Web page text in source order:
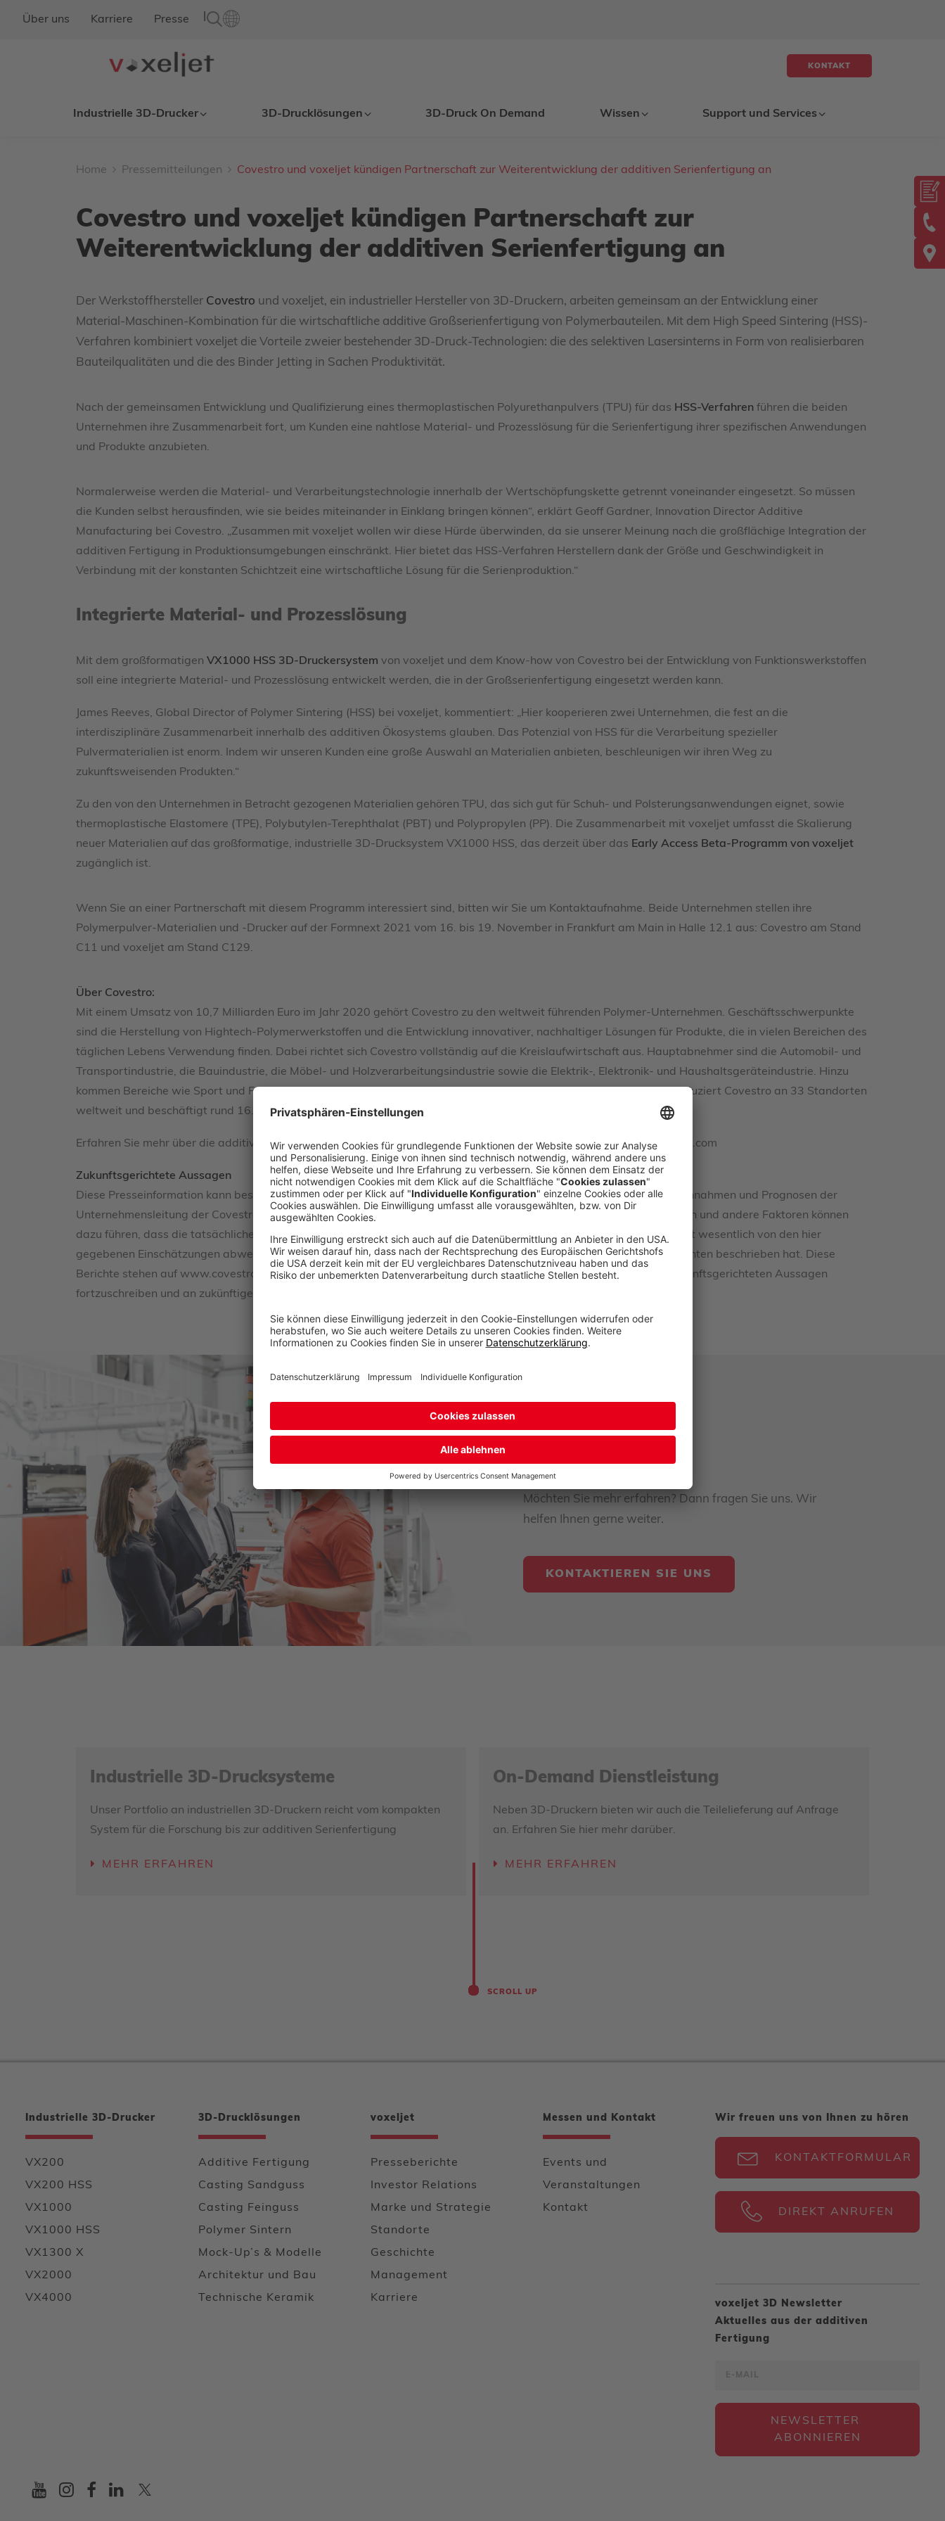
Über uns Karriere Presse
Industrielle 3D-Drucker 3D-Drucklösungen 3D-Druck On Demand Wissen Support und Services
KONTAKT
Home Pressemitteilungen Covestro und voxeljet kündigen Partnerschaft zur Weiterentwicklung der additiven Serienfertigung an
Covestro und voxeljet kündigen Partnerschaft zur
Weiterentwicklung der additiven Serienfertigung an
Der Werkstoffhersteller Covestro und voxeljet, ein industrieller Hersteller von 3D-Druckern, arbeiten gemeinsam an der Entwicklung einer
Material-Maschinen-Kombination für die wirtschaftliche additive Großserienfertigung von Polymerbauteilen. Mit dem High Speed Sintering (HSS)-
Verfahren kombiniert voxeljet die Vorteile zweier bestehender 3D-Druck-Technologien: die des selektiven Lasersinterns in Form von realisierbaren
Bauteilqualitäten und die des Binder Jetting in Sachen Produktivität.
Nach der gemeinsamen Entwicklung und Qualifizierung eines thermoplastischen Polyurethanpulvers (TPU) für das HSS-Verfahren führen die beiden
Unternehmen ihre Zusammenarbeit fort, um Kunden eine nahtlose Material- und Prozesslösung für die Serienfertigung ihrer spezifischen Anwendungen
und Produkte anzubieten.
Normalerweise werden die Material- und Verarbeitungstechnologie innerhalb der Wertschöpfungskette getrennt voneinander eingesetzt. So müssen
die Kunden selbst herausfinden, wie sie beides miteinander in Einklang bringen können“, erklärt Geoff Gardner, Innovation Director Additive
Manufacturing bei Covestro. „Zusammen mit voxeljet wollen wir diese Hürde überwinden, da sie unserer Meinung nach die großflächige Integration der
additiven Fertigung in Produktionsumgebungen einschränkt. Hier bietet das HSS-Verfahren Herstellern dank der Größe und Geschwindigkeit in
Verbindung mit der konstanten Schichtzeit eine wirtschaftliche Lösung für die Serienproduktion.“
Integrierte Material- und Prozesslösung
Mit dem großformatigen VX1000 HSS 3D-Druckersystem von voxeljet und dem Know-how von Covestro bei der Entwicklung von Funktionswerkstoffen
soll eine integrierte Material- und Prozesslösung entwickelt werden, die in der Großserienfertigung eingesetzt werden kann.
James Reeves, Global Director of Polymer Sintering (HSS) bei voxeljet, kommentiert: „Hier kooperieren zwei Unternehmen, die fest an die
interdisziplinäre Zusammenarbeit innerhalb des additiven Ökosystems glauben. Das Potenzial von HSS für die Verarbeitung spezieller
Pulvermaterialien ist enorm. Indem wir unseren Kunden eine große Auswahl an Materialien anbieten, beschleunigen wir ihren Weg zu
zukunftsweisenden Produkten.“
Zu den von den Unternehmen in Betracht gezogenen Materialien gehören TPU, das sich gut für Schuh- und Polsterungsanwendungen eignet, sowie
thermoplastische Elastomere (TPE), Polybutylen-Terephthalat (PBT) und Polypropylen (PP). Die Zusammenarbeit mit voxeljet umfasst die Skalierung
neuer Materialien auf das großformatige, industrielle 3D-Drucksystem VX1000 HSS, das derzeit über das Early Access Beta-Programm von voxeljet
zugänglich ist.
Wenn Sie an einer Partnerschaft mit diesem Programm interessiert sind, bitten wir Sie um Kontaktaufnahme. Beide Unternehmen stellen ihre
Polymerpulver-Materialien und -Drucker auf der Formnext 2021 vom 16. bis 19. November in Frankfurt am Main in Halle 12.1 aus: Covestro am Stand
C11 und voxeljet am Stand C129.
Über Covestro:
Mit einem Umsatz von 10,7 Milliarden Euro im Jahr 2020 gehört Covestro zu den weltweit führenden Polymer-Unternehmen. Geschäftsschwerpunkte
sind die Herstellung von Hightech-Polymerwerkstoffen und die Entwicklung innovativer, nachhaltiger Lösungen für Produkte, die in vielen Bereichen des
täglichen Lebens Verwendung finden. Dabei richtet sich Covestro vollständig auf die Kreislaufwirtschaft aus. Hauptabnehmer sind die Automobil- und
Transportindustrie, die Bauindustrie, die Möbel- und Holzverarbeitungsindustrie sowie die Elektrik-, Elektronik- und Haushaltsgeräteindustrie. Hinzu
kommen Bereiche wie Sport und Freizeit, Kosmetik, Gesundheit sowie die Chemieindustrie selbst. Per Ende 2020 produziert Covestro an 33 Standorten
weltweit und beschäftigt rund 16.500 Mitarbeitende (umgerechnet auf Vollzeitstellen).
Erfahren Sie mehr über die additive Fertigung von Legacy-DSM auf am.covestro.com und Covestro auf www.covestro.com
Zukunftsgerichtete Aussagen
Diese Presseinformation kann bestimmte in die Zukunft gerichtete Aussagen enthalten, die auf den gegenwärtigen Annahmen und Prognosen der
Unternehmensleitung der Covestro AG beruhen. Verschiedene bekannte wie auch unbekannte Risiken, Ungewissheiten und andere Faktoren können
dazu führen, dass die tatsächlichen Ergebnisse, die Finanzlage, die Entwicklung oder die Performance der Gesellschaft wesentlich von den hier
gegebenen Einschätzungen abweichen. Diese Faktoren schließen diejenigen ein, die Covestro in veröffentlichten Berichten beschrieben hat. Diese
Berichte stehen auf www.covestro.com zur Verfügung. Die Gesellschaft übernimmt keinerlei Verpflichtung, solche zukunftsgerichteten Aussagen
fortzuschreiben und an zukünftige Ereignisse oder Entwicklungen anzupassen.
Kontakt
Möchten Sie mehr erfahren? Dann fragen Sie uns. Wir
helfen Ihnen gerne weiter.
KONTAKTIEREN SIE UNS
Industrielle 3D-Drucksysteme
Unser Portfolio an industriellen 3D-Druckern reicht vom kompakten
System für die Forschung bis zur additiven Serienfertigung
MEHR ERFAHREN
On-Demand Dienstleistung
Neben 3D-Druckern bieten wir auch die Teilelieferung auf Anfrage
an. Erfahren Sie hier mehr darüber.
MEHR ERFAHREN
SCROLL UP
Industrielle 3D-Drucker
VX200
VX200 HSS
VX1000
VX1000 HSS
VX1300 X
VX2000
VX4000
3D-Drucklösungen
Additive Fertigung
Casting Sandguss
Casting Feinguss
Polymer Sintern
Mock-Up’s & Modelle
Architektur und Bau
Technische Keramik
voxeljet
Presseberichte
Investor Relations
Marke und Strategie
Standorte
Geschichte
Management
Karriere
Messen und Kontakt
Events und
Veranstaltungen
Kontakt
Wir freuen uns von Ihnen zu hören
KONTAKTFORMULAR
DIREKT ANRUFEN
voxeljet 3D Newsletter
Aktuelles aus der additiven
Fertigung
NEWSLETTER
ABONNIEREN